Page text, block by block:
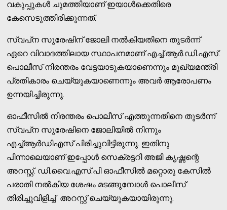
വകുപ്പുകള്‍ ചുമത്തിയാണ് ഇയാള്‍ക്കെതിരെ
കേസെടുത്തിരിക്കുന്നത്.
സ്വപ്‌ന സുരേഷിന് ജോലി നല്‍കിയതിനെ തുടര്‍ന്ന്
ഏറെ വിവാദത്തിലായ സ്ഥാപനമാണ് എച്ച്.ആര്‍.ഡി.എസ്.
പൊലീസ് നിരന്തരം വേട്ടയാടുകയാണെന്നും മുഖ്യമന്ത്രി
പ്രതികാരം ചെയ്യുകയാണെന്നും അവര്‍ ആരോപണം
ഉന്നയിച്ചിരുന്നു.
ഓഫീസില്‍ നിരന്തരം പൊലീസ് എത്തുന്നതിനെ തുടര്‍ന്ന്
സ്വപ്‌ന സുരേഷിനെ ജോലിയില്‍ നിന്നും
എച്ച്ആര്‍ഡിഎസ് പിരിച്ചുവിട്ടിരുന്നു. ഇതിനു
പിന്നാലെയാണ് ഇപ്പോള്‍ സെക്രട്ടറി അജി കൃഷ്ണന്റെ
അറസ്റ്റ്. ഡി.വൈ.എസ്.പി ഓഫീസില്‍ മറ്റൊരു കേസില്‍
പരാതി നല്‍കിയ ശേഷം മടങ്ങുമ്പോള്‍ പൊലീസ്
തിരിച്ചുവിളിച്ച് അറസ്റ്റ് ചെയ്യുകയായിരുന്നു.